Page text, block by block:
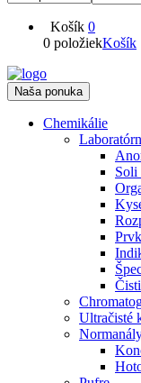
Košík 0
0 položiekKošík
Naša ponuka
Chemikálie
Soli
Ultračisté